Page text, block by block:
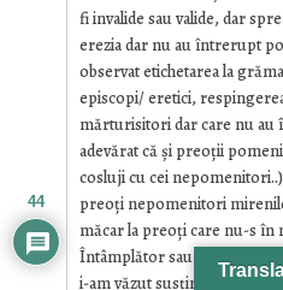
fi invalide sau valide, dar
erezia dar nu au întrerupt
observat etichetarea la
episcopi/ eretici,
mărturisitori dar care nu
adevărat că și preoții
cosluji cu cei
preoți nepomenitori
măcar la preoți care nu-s în
Întâmplător sau nu, pe o
i-am văzut susținând și alte
44